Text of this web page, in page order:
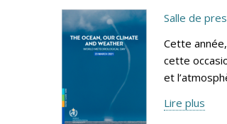
Salle de
Cette
cette
et
Lire plus